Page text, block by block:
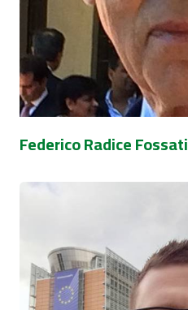
Federico Radice Fossati